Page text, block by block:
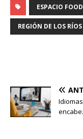
ESPACIO
REGIÓN DE LOS RÍOS